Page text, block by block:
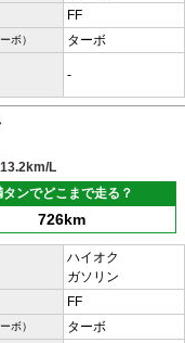
FF
ボ） ターボ
-
13.2km/L
タンでどこまで走る？
726km
ハイオク
ガソリン
FF
ボ） ターボ